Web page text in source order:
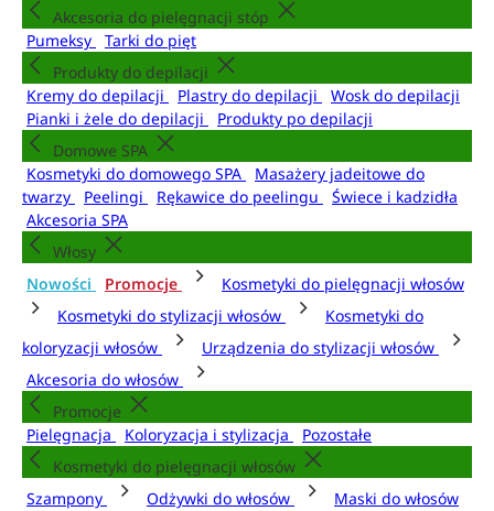
Akcesoria do pielęgnacji stóp
Pumeksy
Tarki do pięt
Produkty do depilacji
Kremy do depilacji
Plastry do depilacji
Wosk do depilacji
Pianki i żele do depilacji
Produkty po depilacji
Domowe SPA
Kosmetyki do domowego SPA
Masażery jadeitowe do
twarzy
Peelingi Rękawice do peelingu
Świece i kadzidła
Akcesoria SPA
Włosy
Nowości
Promocje
Kosmetyki do pielęgnacji włosów
Kosmetyki do stylizacji włosów
Kosmetyki do
koloryzacji włosów
Urządzenia do stylizacji włosów
Akcesoria do włosów
Promocje
Pielęgnacja
Koloryzacja i stylizacja
Pozostałe
Kosmetyki do pielęgnacji włosów
Szampony
Odżywki do włosów
Maski do włosów